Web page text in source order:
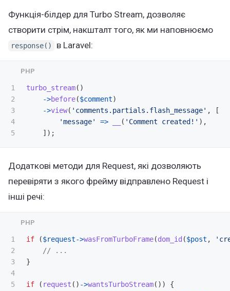
Функція-білдер для Turbo Stream, дозволяє
створити стрім, накшталт того, як ми наповнюємо
response() в Laravel:
1
2
3
4
turbo_stream()
->before($comment)
->view( 'comments.partials.flash_message' ,
[
'message'
=> ( 'Comment created!' ),
]);
Додаткові методи для Request, які дозволяють
перевіряти з якого фрейму відправлено Request і
інші речі:
1
2
3
4
5
if ($request->wasFromTurboFrame(dom_id ($post ,
// ...
}
if ( request () ->wantsTurboStream())
{